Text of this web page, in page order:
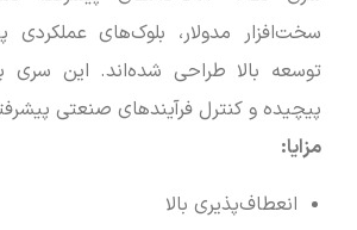
سخت‌افزار مدولار، بلوک‌های عملکردی
توسعه بالا طراحی شده‌اند. این سری
پیچیده و کنترل فرآیندهای صنعتی
مزایا:
انعطاف‌پذیری بالا